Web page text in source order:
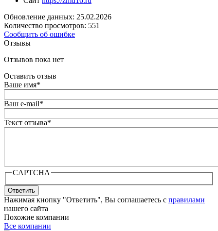
Обновление данных: 25.02.2026
Количество просмотров: 551
Сообщить об ошибке
Отзывы
Отзывов пока нет
Оставить отзыв
Ваше имя*
Ваш e-mail*
Текст отзыва*
CAPTCHA
Ответить
Нажимая кнопку "Ответить", Вы соглашаетесь с правилами
нашего сайта
Похожие компании
Все компании